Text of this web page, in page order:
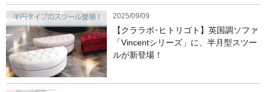
2025/09/09
【クララボ･ヒトリゴト】英国調ソファ
「Vincentシリーズ」に、半月型スツー
ルが新登場！